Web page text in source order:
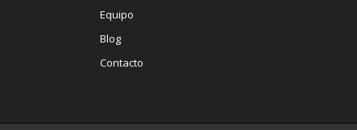
Equipo
Blog
Contacto